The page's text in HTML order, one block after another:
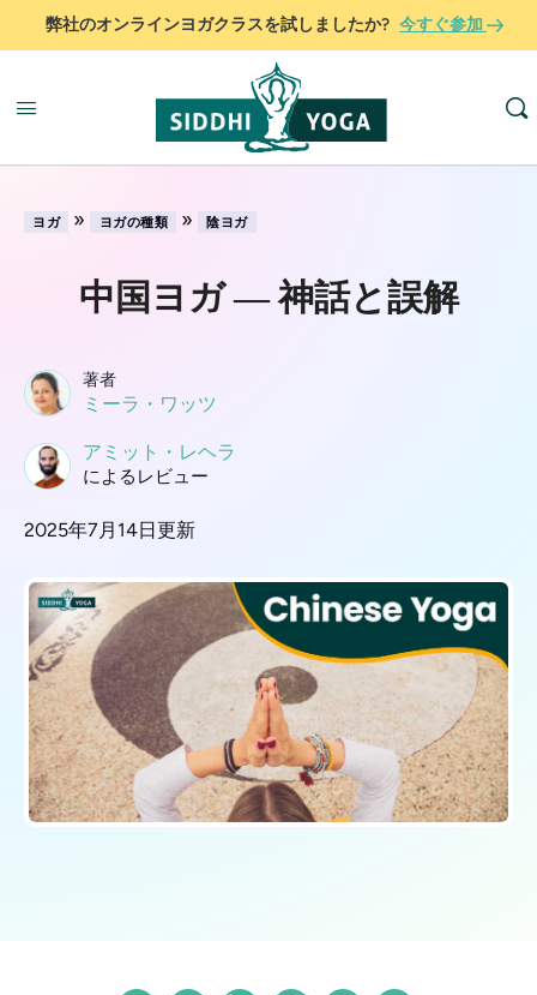
弊社のオンラインヨガクラスを試しましたか? 今すぐ参加
ヨガ » ヨガの種類 » 陰ヨガ
中国ヨガ ― 神話と誤解
著者
ミーラ・ワッツ
アミット・レヘラ
によるレビュー
2025年7月14日更新